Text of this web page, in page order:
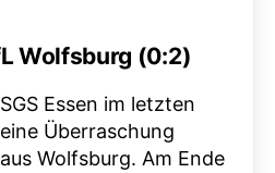
Wolfsburg (0:2)
Essen im letzten
Überraschung
Wolfsburg. Am Ende